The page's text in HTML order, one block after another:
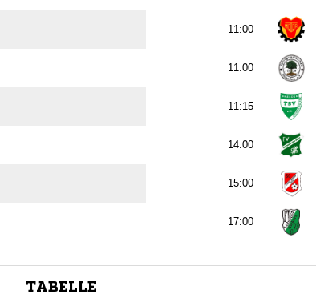






TABELLE